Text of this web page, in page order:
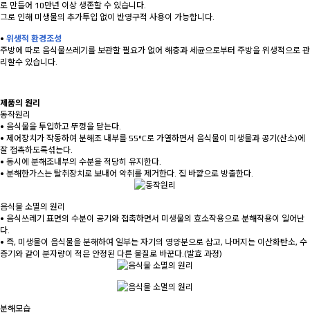
로 만들어 10만년 이상 생존할 수 있습니다.
그로 인해 미생물의 추가투입 없이 반영구적 사용이 가능합니다.
• 위생적 환경조성
주방에 따로 음식물쓰레기를 보관할 필요가 없어 해충과 세균으로부터 주방을 위생적으로 관
리할수 있습니다.
제품의 원리
동작원리
• 음식물을 투입하고 뚜껑을 닫는다.
• 제어장치가 작동하여 분해조 내부를 55°C로 가열하면서 음식물이 미생물과 공기(산소)에
잘 접촉하도록섞는다.
• 동시에 분해조내부의 수분을 적당히 유지한다.
• 분해한가스는 탈취장치로 보내어 악취를 제거한다. 집 바깥으로 방출한다.
음식물 소멸의 원리
• 음식쓰레기 표면의 수분이 공기와 접촉하면서 미생물의 효소작용으로 분해작용이 일어난
다.
• 즉, 미생물이 음식물을 분해하여 일부는 자기의 영양분으로 삼고, 나머지는 이산화탄소, 수
증기와 같이 분자량이 적은 안정된 다른 물질로 바꾼다.(발효 과정)
분해모습